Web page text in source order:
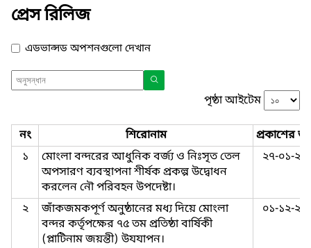
প্রেস রিলিজ
এডভান্সড অপশনগুলো দেখান
পৃষ্ঠা আইটেম
নং শিরোনাম
প্রকাশের
১
মোংলা বন্দরের আধুনিক বর্জ্য ও নিঃসৃত তেল
অপসারণ ব্যবস্থাপনা শীর্ষক প্রকল্প উদ্বোধন
করলেন নৌ পরিবহন উপদেষ্টা।
২৭-০১-
২
জাঁকজমকপূর্ণ অনুষ্ঠানের মধ্য দিয়ে মোংলা
বন্দর কর্তৃপক্ষের ৭৫ তম প্রতিষ্ঠা বার্ষিকী
(প্লাটিনাম জয়ন্তী) উযযাপন।
০১-১২-